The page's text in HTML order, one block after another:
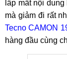
lấp mất nội
mà giảm đi rất
Tecno CAMON
hàng đầu cùng